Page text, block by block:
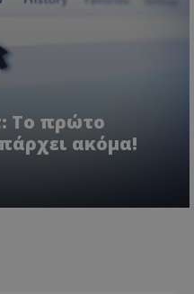
Το πρώτο
ακόμα!